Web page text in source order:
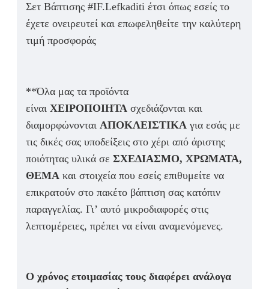
Σετ Βάπτισης #IF.Lefkaditi έτσι όπως εσείς το
έχετε ονειρευτεί και επωφεληθείτε την καλύτερη
τιμή προσφοράς
**Όλα μας τα προϊόντα
είναι ΧΕΙΡΟΠΟΙΗΤΑ σχεδιάζονται και
διαμορφώνονται ΑΠΟΚΛΕΙΣΤΙΚΑ για εσάς με
τις δικές σας υποδείξεις στο χέρι από άριστης
ποιότητας υλικά σε ΣΧΕΔΙΑΣΜΟ, ΧΡΩΜΑΤΑ,
ΘΕΜΑ και στοιχεία που εσείς επιθυμείτε να
επικρατούν στο πακέτο βάπτιση σας κατόπιν
παραγγελίας. Γι’ αυτό μικροδιαφορές στις
λεπτομέρειες, πρέπει να είναι αναμενόμενες.
Ο χρόνος ετοιμασίας τους διαφέρει ανάλογα